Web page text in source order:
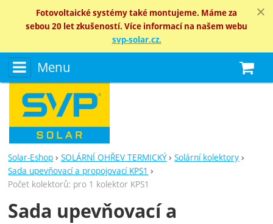
Fotovoltaické systémy také montujeme. Máme za
sebou 20 let zkušeností. Více informací na našem webu
svp-solar.cz.
Menu
Solar-Eshop SOLÁRNÍ OHŘEV TERMICKÝ
Solární kolektory
Sada upevňovací a propojovací KPS1
Počet kolektorů: pro 1 kolektor KPS1
Sada upevňovací a